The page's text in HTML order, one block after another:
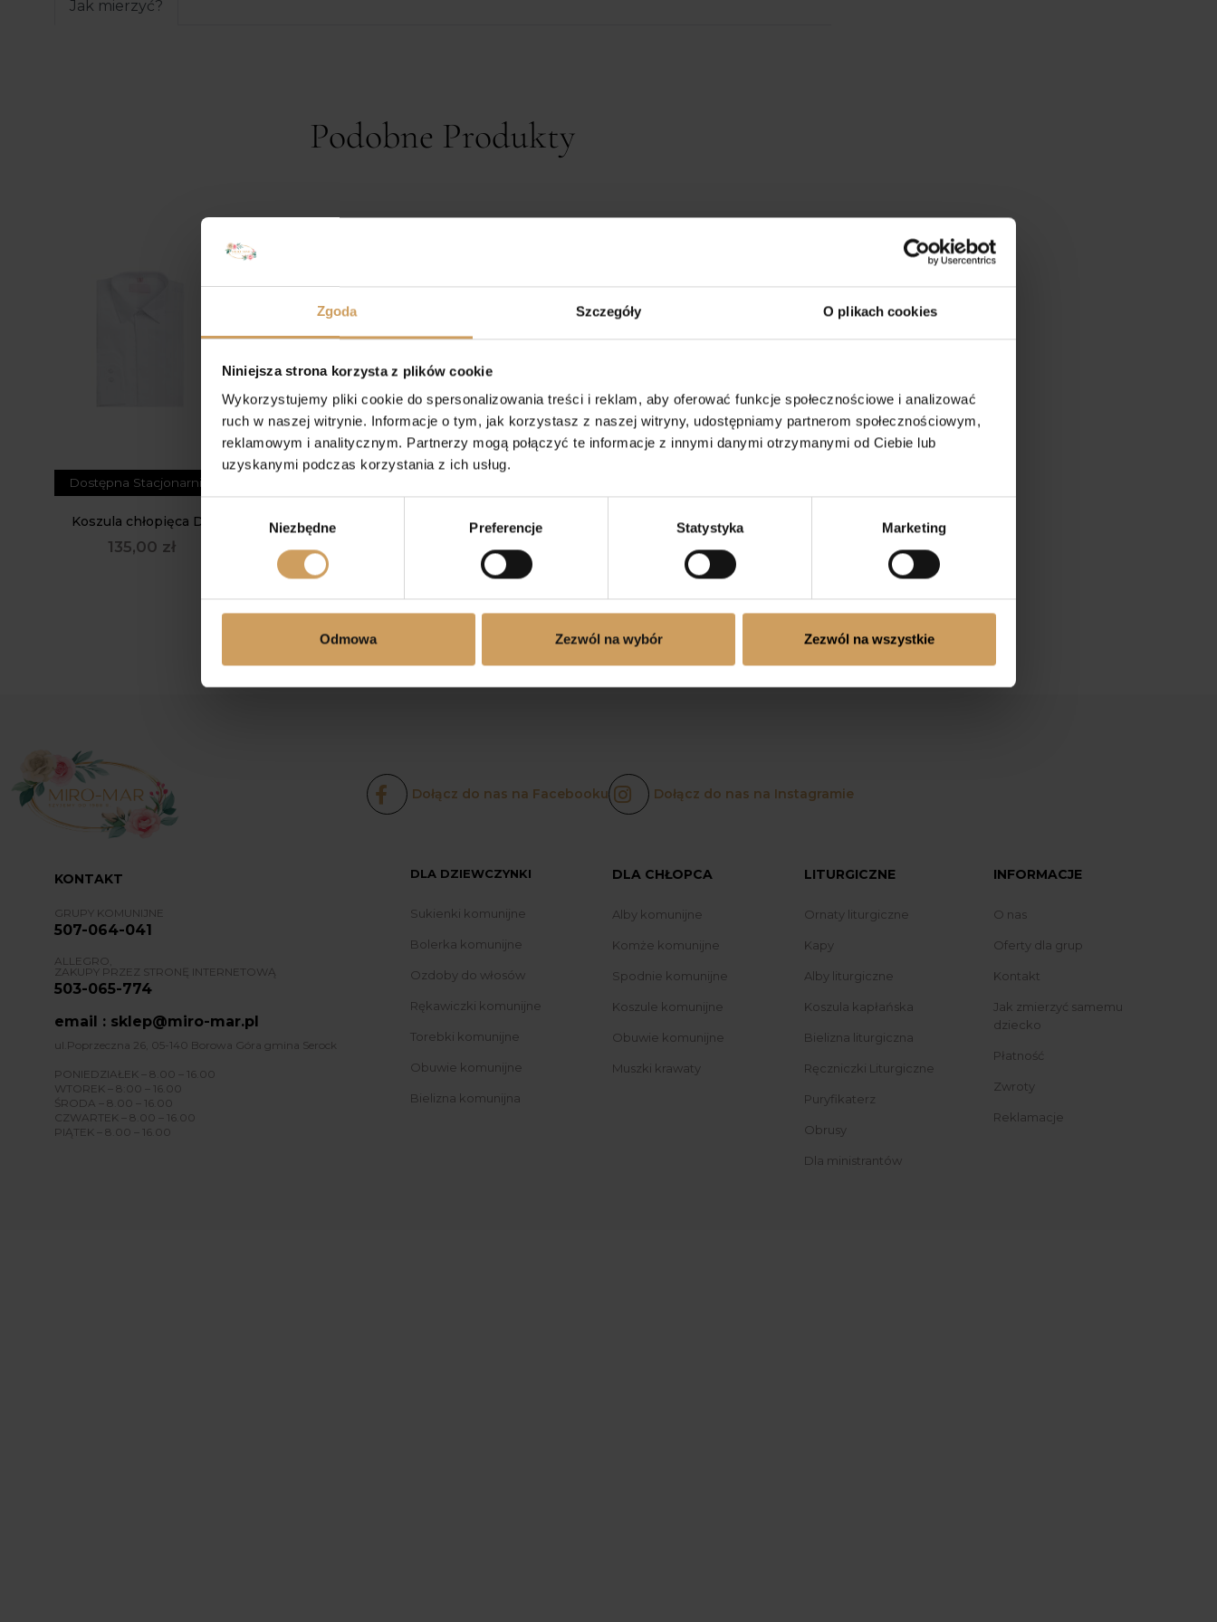
Zgoda Szczegóły O plikach cookies
Niniejsza strona korzysta z plików cookie
Wykorzystujemy pliki cookie do spersonalizowania treści i reklam, aby oferować funkcje społecznościowe i analizować
ruch w naszej witrynie. Informacje o tym, jak korzystasz z naszej witryny, udostępniamy partnerom społecznościowym,
reklamowym i analitycznym. Partnerzy mogą połączyć te informacje z innymi danymi otrzymanymi od Ciebie lub
uzyskanymi podczas korzystania z ich usług.
zgody
Niezbędne Preferencje Statystyka Marketing
Odmowa Zezwól na wybór Zezwól na wszystkie
Jak mierzyć?
Podobne Produkty
Dostępna Stacjonarnie
Koszula chłopięca D2
135,00 zł
Dołącz do nas na Facebooku Dołącz do nas na Instagramie
KONTAKT
GRUPY KOMUNIJNE
507-064-041
ALLEGRO,
ZAKUPY PRZEZ STRONĘ INTERNETOWĄ
503-065-774
email : sklep@miro-mar.pl
ul.Poprzeczna 26, 05-140 Borowa Góra gmina Serock
PONIEDZIAŁEK – 8.00 – 16.00
WTOREK – 8:00 – 16.00
ŚRODA – 8.00 – 16.00
CZWARTEK – 8.00 – 16.00
PIĄTEK – 8.00 – 16.00
DLA DZIEWCZYNKI
Sukienki komunijne
Bolerka komunijne
Ozdoby do włosów
Rękawiczki komunijne
Torebki komunijne
Obuwie komunijne
Bielizna komunijna
DLA CHŁOPCA
Alby komunijne
Komże komunijne
Spodnie komunijne
Koszule komunijne
Obuwie komunijne
Muszki krawaty
LITURGICZNE
Ornaty liturgiczne
Kapy
Alby liturgiczne
Koszula kapłańska
Bielizna liturgiczna
Ręczniczki Liturgiczne
Puryfikaterz
Obrusy
Dla ministrantów
INFORMACJE
O nas
Oferty dla grup
Kontakt
Jak zmierzyć samemu
dziecko
Płatność
Zwroty
Reklamacje